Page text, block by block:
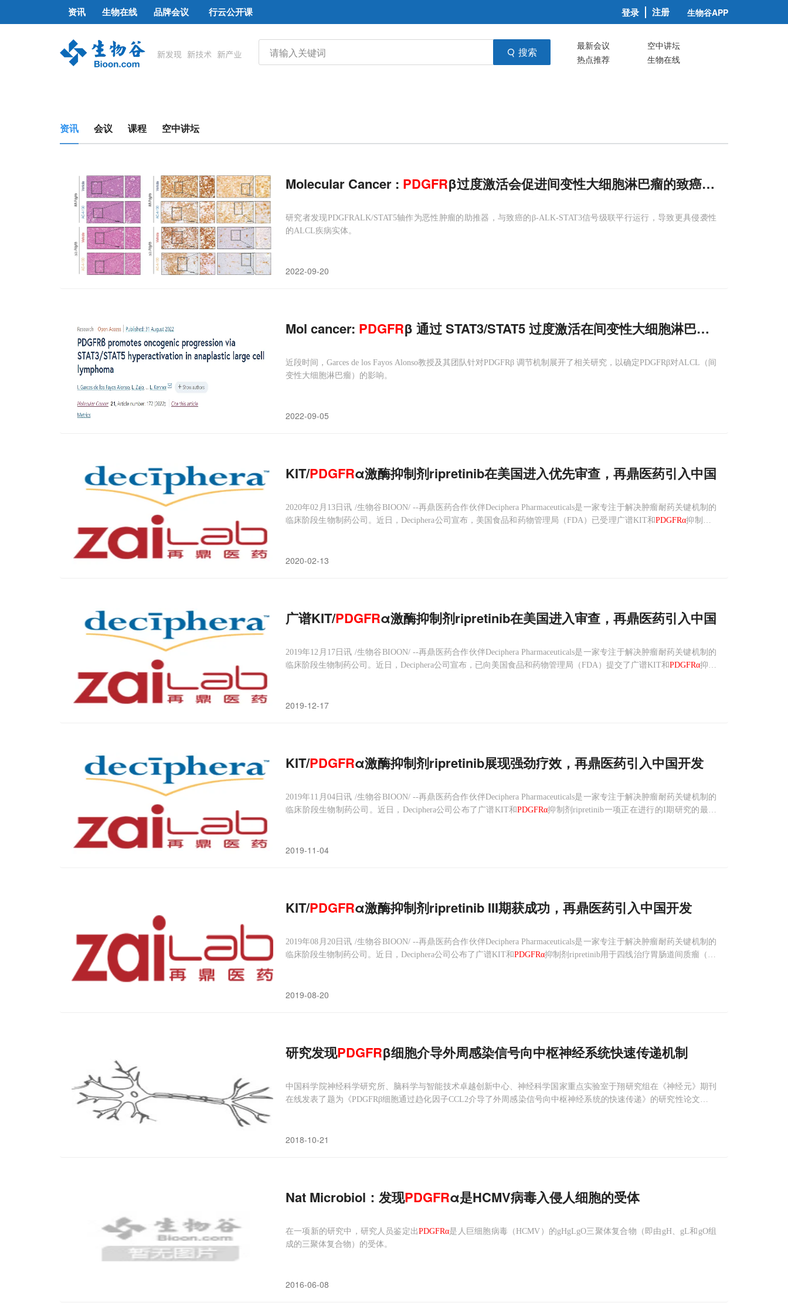
资讯 生物在线 品牌会议 行云公开课 登录 注册 生物谷APP
搜索 最新会议
空中讲坛
热点推荐
生物在线
资讯 会议 课程 空中讲坛
Molecular Cancer : PDGFRβ过度激活会促进间变性大细胞淋巴瘤的致癌进展
研究者发现PDGFRALK/STAT5轴作为恶性肿瘤的助推器，与致癌的β-ALK-STAT3信号级联平行运行，导致更具侵袭性
的ALCL疾病实体。
2022-09-20
Mol cancer: PDGFRβ 通过 STAT3/STAT5 过度激活在间变性大细胞淋巴瘤中促进致癌
近段时间，Garces de los Fayos Alonso教授及其团队针对PDGFRβ 调节机制展开了相关研究，以确定PDGFRβ对ALCL（间
变性大细胞淋巴瘤）的影响。
2022-09-05
KIT/PDGFRα激酶抑制剂ripretinib在美国进入优先审查，再鼎医药引入中国
2020年02月13日讯 /生物谷BIOON/ --再鼎医药合作伙伴Deciphera Pharmaceuticals是一家专注于解决肿瘤耐药关键机制的
临床阶段生物制药公司。近日，Deciphera公司宣布，美国食品和药物管理局（FDA）已受理广谱KIT和PDGFRα抑制剂ri
2020-02-13
广谱KIT/PDGFRα激酶抑制剂ripretinib在美国进入审查，再鼎医药引入中国
2019年12月17日讯 /生物谷BIOON/ --再鼎医药合作伙伴Deciphera Pharmaceuticals是一家专注于解决肿瘤耐药关键机制的
临床阶段生物制药公司。近日，Deciphera公司宣布，已向美国食品和药物管理局（FDA）提交了广谱KIT和PDGFRα抑制
2019-12-17
KIT/PDGFRα激酶抑制剂ripretinib展现强劲疗效，再鼎医药引入中国开发
2019年11月04日讯 /生物谷BIOON/ --再鼎医药合作伙伴Deciphera Pharmaceuticals是一家专注于解决肿瘤耐药关键机制的
临床阶段生物制药公司。近日，Deciphera公司公布了广谱KIT和PDGFRα抑制剂ripretinib一项正在进行的I期研究的最新
2019-11-04
KIT/PDGFRα激酶抑制剂ripretinib III期获成功，再鼎医药引入中国开发
2019年08月20日讯 /生物谷BIOON/ --再鼎医药合作伙伴Deciphera Pharmaceuticals是一家专注于解决肿瘤耐药关键机制的
临床阶段生物制药公司。近日，Deciphera公司公布了广谱KIT和PDGFRα抑制剂ripretinib用于四线治疗胃肠道间质瘤（GI
2019-08-20
研究发现PDGFRβ细胞介导外周感染信号向中枢神经系统快速传递机制
中国科学院神经科学研究所、脑科学与智能技术卓越创新中心、神经科学国家重点实验室于翔研究组在《神经元》期刊
在线发表了题为《PDGFRβ细胞通过趋化因子CCL2介导了外周感染信号向中枢神经系统的快速传递》的研究性论文。该
2018-10-21
Nat Microbiol：发现PDGFRα是HCMV病毒入侵人细胞的受体
在一项新的研究中，研究人员鉴定出PDGFRα是人巨细胞病毒（HCMV）的gHgLgO三聚体复合物（即由gH、gL和gO组
成的三聚体复合物）的受体。
2016-06-08